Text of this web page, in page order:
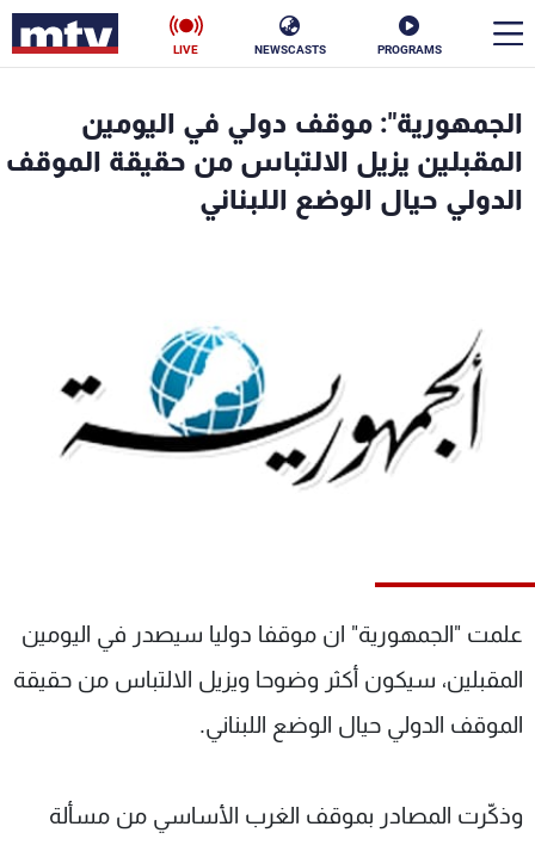
PROGRAMS
NEWSCASTS
LIVE
الجمهورية": موقف دولي في اليومين
المقبلين يزيل الالتباس من حقيقة الموقف
الدولي حيال الوضع اللبناني
علمت "الجمهورية" ان موقفا دوليا سيصدر في اليومين
المقبلين، سيكون أكثر وضوحا ويزيل الالتباس من حقيقة
الموقف الدولي حيال الوضع اللبناني.
وذكّرت المصادر بموقف الغرب الأساسي من مسألة
الأخبار
سياسة ناس
منوعات رياضة
كأس العالم
الترددات
عن MTV
الإنـتـاج
لاعلاناتكم
وظائف
تواصل معنا
شروط الإسـتخدام
سياسة الخصوصية